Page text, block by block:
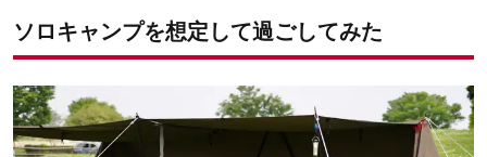
ソロキャンプを想定して過ごしてみた